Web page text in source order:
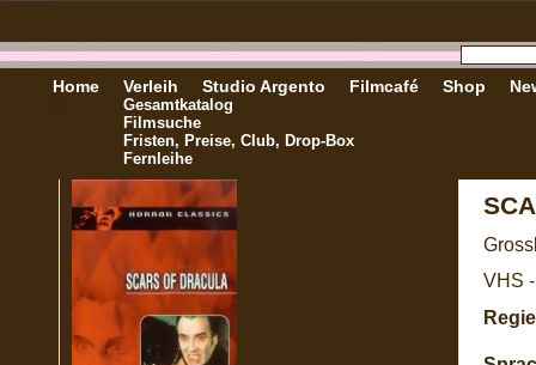
Home Verleih
Gesamtkatalog
Filmsuche
Fristen, Preise, Club, Drop-Box
Fernleihe
Studio Argento Filmcafé Shop
VHS